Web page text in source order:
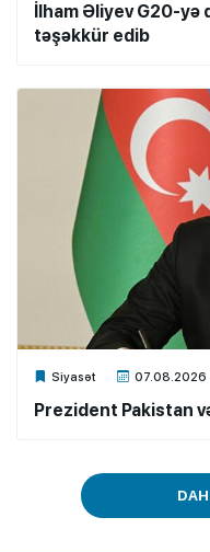
İlham Əliyev G20-
təşəkkür edib
Siyasət 07.08.2026
Xalq.Online
Prezident Pakistan